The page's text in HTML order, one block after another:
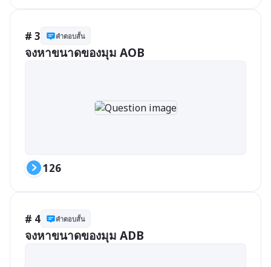
# 3 คำตอบสั้น
จงหาขนาดของมุม AOB
126
# 4 คำตอบสั้น
จงหาขนาดของมุม ADB